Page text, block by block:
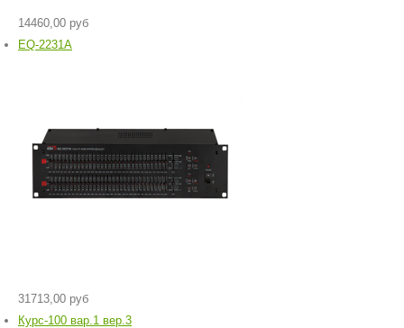
14460,00 руб
EQ-2231A
31713,00 руб
Курс-100 вар.1 вер.3